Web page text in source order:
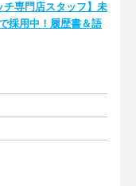
チ専門店スタッフ】未
採用中！履歴書＆語